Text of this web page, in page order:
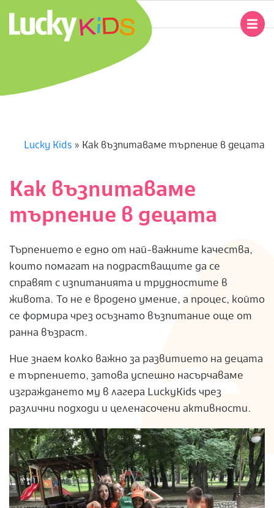
content
U
K
Y
K
I
D
S
Lucky Kids » Как възпитаваме търпение в децата
Как възпитаваме
търпение в децата
Търпението е едно от най-важните качества,
които помагат на подрастващите да се
справят с изпитанията и трудностите в
живота. То не е вродено умение, а процес, който
се формира чрез осъзнато възпитание още от
ранна възраст.
Ние знаем колко важно за развитието на децата
е търпението, затова успешно насърчаваме
изграждането му в лагера LuckyKids чрез
различни подходи и целенасочени активности.